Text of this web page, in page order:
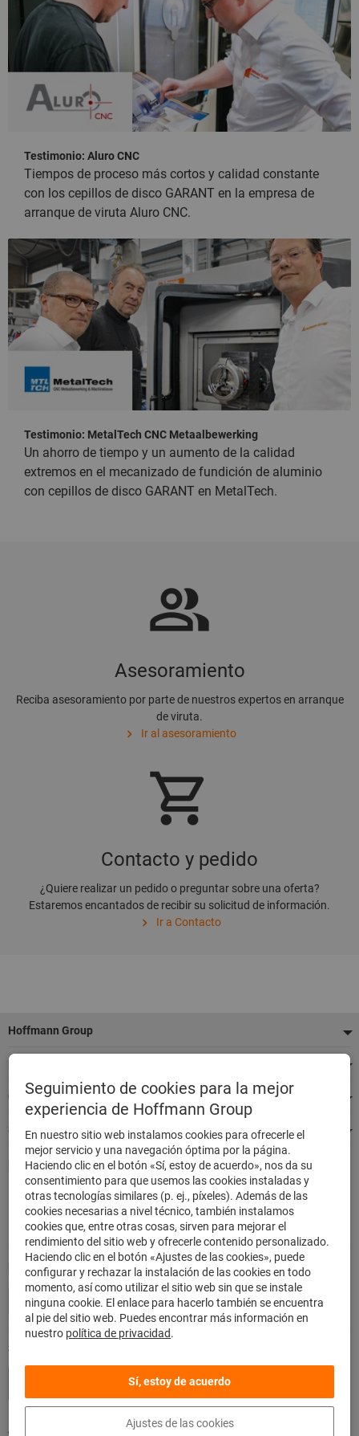
Testimonio: Aluro CNC
Tiempos de proceso más cortos y calidad constante
con los cepillos de disco GARANT en la empresa de
arranque de viruta Aluro CNC.
Testimonio: MetalTech CNC Metaalbewerking
Un ahorro de tiempo y un aumento de la calidad
extremos en el mecanizado de fundición de aluminio
con cepillos de disco GARANT en MetalTech.
Asesoramiento
Reciba asesoramiento por parte de nuestros expertos en arranque
de viruta.
Ir al asesoramiento
Contacto y pedido
¿Quiere realizar un pedido o preguntar sobre una oferta?
Estaremos encantados de recibir su solicitud de información.
Ir a Contacto
Pie
de
página
Hoffmann Group
Categorías de productos destacados
Siempre estamos a su disposición
Síganos
Método de pago
Pedir de forma rápida y segura
500.000 artículos listados
Envío nacional en 48h
Máxima capacidad de entrega
Seguimiento de cookies para la mejor
experiencia de Hoffmann Group
En nuestro sitio web instalamos cookies para ofrecerle el
mejor servicio y una navegación óptima por la página.
Haciendo clic en el botón «Sí, estoy de acuerdo», nos da su
consentimiento para que usemos las cookies instaladas y
otras tecnologías similares (p. ej., píxeles). Además de las
cookies necesarias a nivel técnico, también instalamos
cookies que, entre otras cosas, sirven para mejorar el
rendimiento del sitio web y ofrecerle contenido personalizado.
Haciendo clic en el botón «Ajustes de las cookies», puede
configurar y rechazar la instalación de las cookies en todo
momento, así como utilizar el sitio web sin que se instale
ninguna cookie. El enlace para hacerlo también se encuentra
al pie del sitio web. Puedes encontrar más información en
nuestro política de privacidad.
Sí, estoy de acuerdo
Ajustes de las cookies